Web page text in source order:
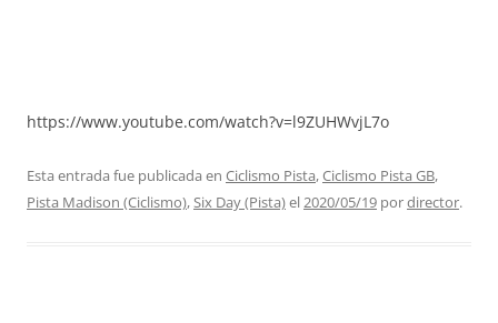
https://www.youtube.com/watch?v=l9ZUHWvjL7o
Esta entrada fue publicada en Ciclismo Pista,Ciclismo Pista GB,
Pista Madison (Ciclismo),Six Day (Pista)el2020/05/19 pordirector.